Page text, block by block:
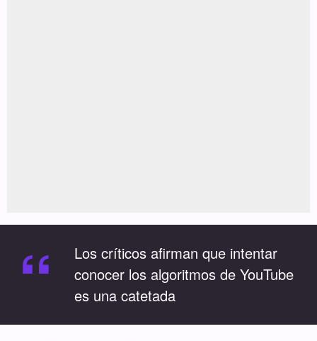
“
Los críticos afirman que intentar
conocer los algoritmos de YouTube
es una catetada